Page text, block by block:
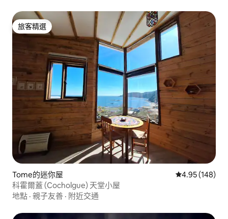
旅客精選
旅客精選
Tome的迷你屋 從 148 則評價
4.95 (148)
科霍爾蓋 (Cocholgue) 天堂小屋
地點 · 親子友善 · 附近交通